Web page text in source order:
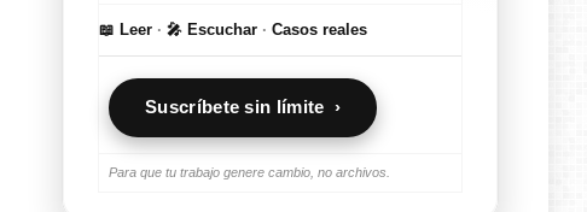
📖 Leer · 🎤 Escuchar · Casos reales
Suscríbete sin límite ›
Para que tu trabajo genere cambio, no archivos.